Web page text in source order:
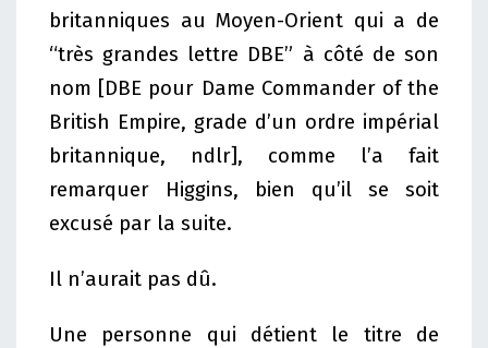
britanniques au Moyen-Orient qui a de
“très grandes lettre DBE” à côté de son
nom [DBE pour Dame Commander of the
British Empire, grade d’un ordre impérial
britannique, ndlr], comme l’a fait
remarquer Higgins, bien qu’il se soit
excusé par la suite.
Il n’aurait pas dû.
Une personne qui détient le titre de